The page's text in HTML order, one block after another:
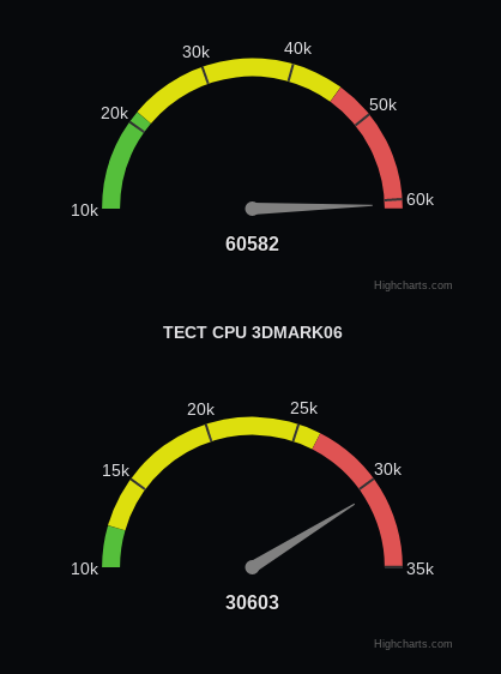
60582
60582
10k
20k
30k 40k
50k
60k
Highcharts.com
30603
30603
ТЕСТ CPU 3DMARK06
10k
15k
20k 25k
30k
35k
Highcharts.com